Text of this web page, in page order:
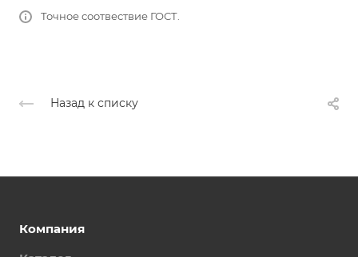
Точное соотвествие ГОСТ.
Назад к списку
Компания